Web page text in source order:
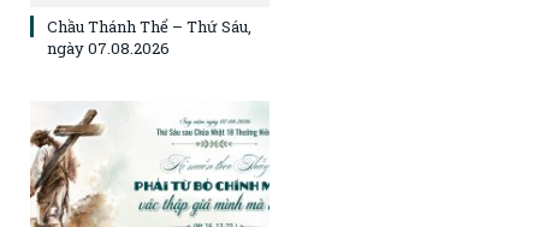
Chầu Thánh Thể – Thứ Sáu,
ngày 07.08.2026